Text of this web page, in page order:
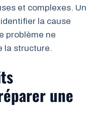
et complexes. Un
la cause
problème ne
la structure.
une